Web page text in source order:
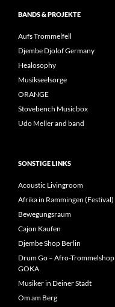
BANDS & PROJEKTE
Aufs Trommelfell
Djembe Djolof Germany
Healosophy
Musikseelsorge
ORANGE
Stovebench Musicbox
Udo Meller and band
SONSTIGE LINKS
Acoustic Livingroom
Afrika in Rammingen (Festival)
Bewegungsraum
Cajon Kaufen
Djembe Shop Berlin
Drum Go – Afro-Trommelshop
GOKA
Musiker in Deiner Stadt
Om am Berg